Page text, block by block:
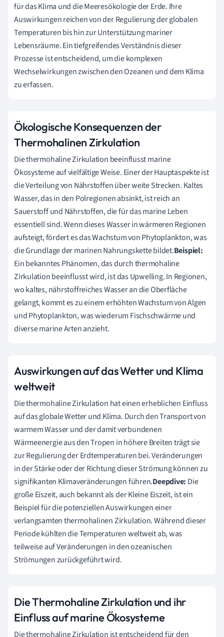
für das Klima und die Meeresökologie der Erde. Ihre
Auswirkungen reichen von der Regulierung der globalen
Temperaturen bis hin zur Unterstützung mariner
Lebensräume. Ein tiefgreifendes Verständnis dieser
Prozesse ist entscheidend, um die komplexen
Wechselwirkungen zwischen den Ozeanen und dem Klima
zu erfassen.
Ökologische Konsequenzen der
Thermohalinen Zirkulation
Die thermohaline Zirkulation beeinflusst marine
Ökosysteme auf vielfältige Weise. Einer der Hauptaspekte ist
die Verteilung von Nährstoffen über weite Strecken. Kaltes
Wasser, das in den Polregionen absinkt, ist reich an
Sauerstoff und Nährstoffen, die für das marine Leben
essentiell sind. Wenn dieses Wasser in wärmeren Regionen
aufsteigt, fördert es das Wachstum von Phytoplankton, was
die Grundlage der marinen Nahrungskette bildet.Beispiel:
Ein bekanntes Phänomen, das durch thermohaline
Zirkulation beeinflusst wird, ist das Upwelling. In Regionen,
wo kaltes, nährstoffreiches Wasser an die Oberfläche
gelangt, kommt es zu einem erhöhten Wachstum von Algen
und Phytoplankton, was wiederum Fischschwärme und
diverse marine Arten anzieht.
Auswirkungen auf das Wetter und Klima
weltweit
Die thermohaline Zirkulation hat einen erheblichen Einfluss
auf das globale Wetter und Klima. Durch den Transport von
warmem Wasser und der damit verbundenen
Wärmeenergie aus den Tropen in höhere Breiten trägt sie
zur Regulierung der Erdtemperaturen bei. Veränderungen
in der Stärke oder der Richtung dieser Strömung können zu
signifikanten Klimaveränderungen führen.Deepdive: Die
große Eiszeit, auch bekannt als der Kleine Eiszeit, ist ein
Beispiel für die potenziellen Auswirkungen einer
verlangsamten thermohalinen Zirkulation. Während dieser
Periode kühlten die Temperaturen weltweit ab, was
teilweise auf Veränderungen in den ozeanischen
Strömungen zurückgeführt wird.
Die Thermohaline Zirkulation und ihr
Einfluss auf marine Ökosysteme
Die thermohaline Zirkulation ist entscheidend für den